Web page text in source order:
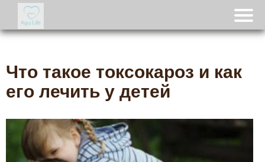
Что такое токсокароз и как
его лечить у детей